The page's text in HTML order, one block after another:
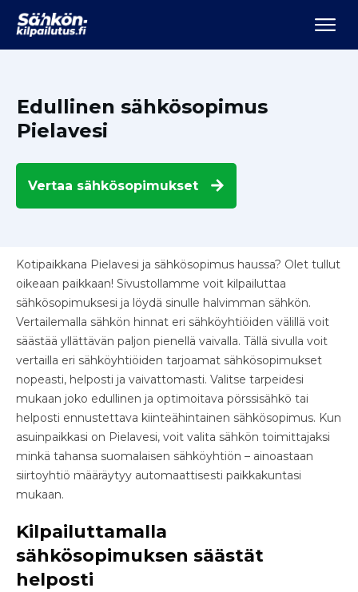
Edullinen sähkösopimus
Pielavesi
Vertaa sähkösopimukset
Kotipaikkana Pielavesi ja sähkösopimus haussa? Olet tullut
oikeaan paikkaan! Sivustollamme voit kilpailuttaa
sähkösopimuksesi ja löydä sinulle halvimman sähkön.
Vertailemalla sähkön hinnat eri sähköyhtiöiden välillä voit
säästää yllättävän paljon pienellä vaivalla. Tällä sivulla voit
vertailla eri sähköyhtiöiden tarjoamat sähkösopimukset
nopeasti, helposti ja vaivattomasti. Valitse tarpeidesi
mukaan joko edullinen ja optimoitava pörssisähkö tai
helposti ennustettava kiinteähintainen sähkösopimus. Kun
asuinpaikkasi on Pielavesi, voit valita sähkön toimittajaksi
minkä tahansa suomalaisen sähköyhtiön – ainoastaan
siirtoyhtiö määräytyy automaattisesti paikkakuntasi
mukaan.
Kilpailuttamalla
sähkösopimuksen säästät
helposti